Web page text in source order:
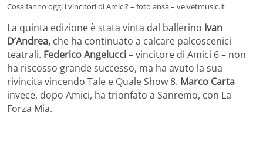
Cosa fanno oggi i vincitori di Amici? – foto ansa – velvetmusic.it
La quinta edizione è stata vinta dal ballerino Ivan
D’Andrea, che ha continuato a calcare palcoscenici
teatrali. Federico Angelucci– vincitore di Amici 6 – non
ha riscosso grande successo, ma ha avuto la sua
rivincita vincendo Tale e Quale Show 8. Marco Carta
invece, dopo Amici, ha trionfato a Sanremo, con La
Forza Mia.